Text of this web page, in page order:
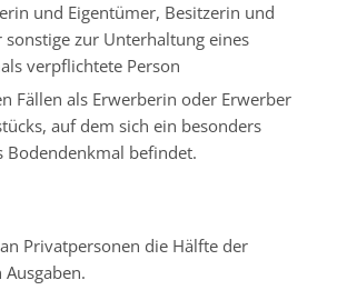
und Eigentümer, Besitzerin und
sonstige zur Unterhaltung eines
verpflichtete Person
Fällen als Erwerberin oder Erwerber
auf dem sich ein besonders
Bodendenkmal befindet.
Privatpersonen die Hälfte der